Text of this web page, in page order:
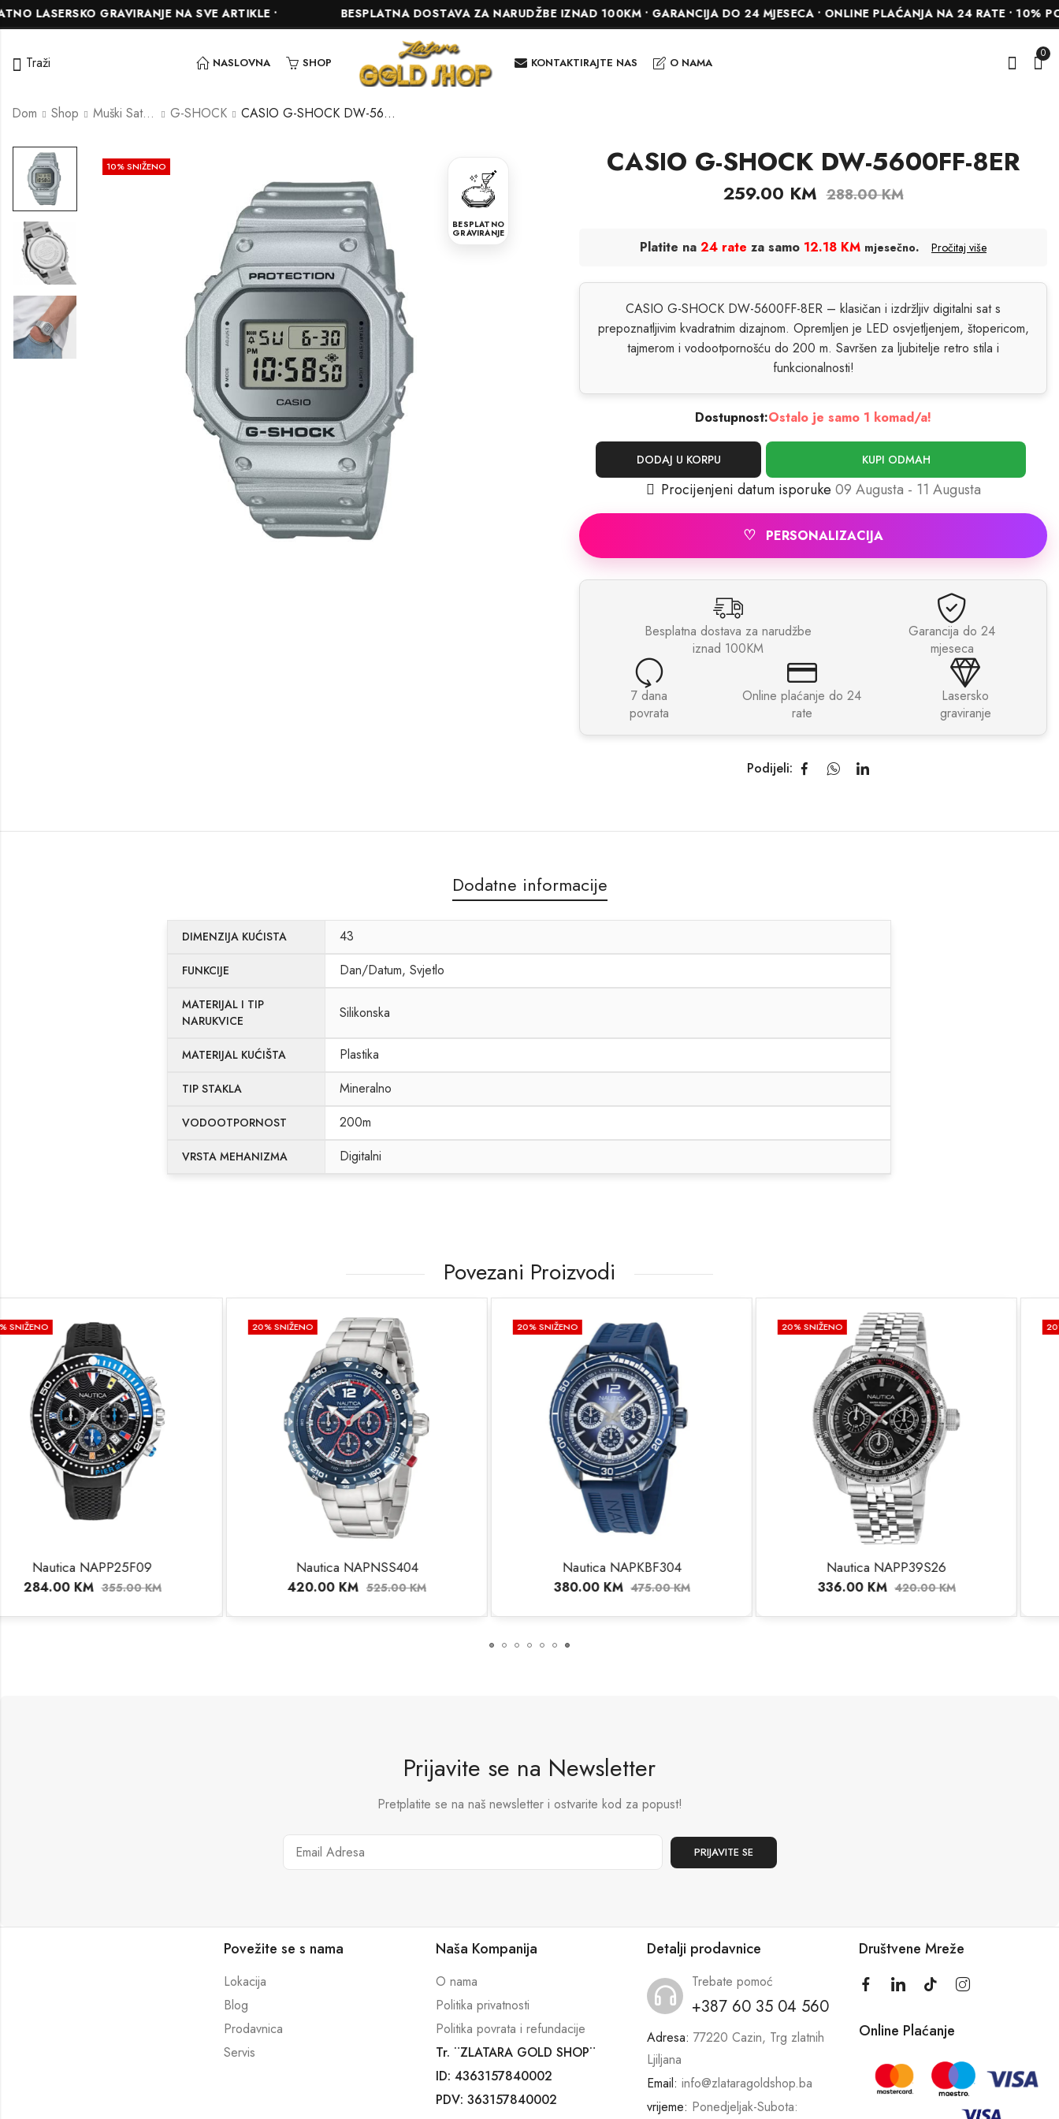
GRAVIRANJE NA SVE ARTIKLE • BESPLATNA DOSTAVA ZA NARUDŽBE IZNAD 100KM • GARANCIJA DO 24 MJESECA • ONLINE PLAĆANJA NA 24 RATE • 10%
Traži NASLOVNA SHOP KONTAKTIRAJTE NAS O NAMA
0
Dom Shop Muški Satovi G-SHOCK CASIO G-SHOCK DW-5600FF-8ER
CASIO G-SHOCK
GA-700-1BDR
CASIO G-SHOCK
DW-5600CA-2ADR
10% SNIŽENO
BESPLATNO
GRAVIRANJE
CASIO G-SHOCK DW-5600FF-8ER
259.00 KM 288.00KM
Platite na 24 rate za samo 12.18 KM mjesečno. Pročitaj više
CASIO G-SHOCK DW-5600FF-8ER – klasičan i izdržljiv digitalni sat s
prepoznatljivim kvadratnim dizajnom. Opremljen je LED osvjetljenjem, štopericom,
tajmerom i vodootpornošću do 200 m. Savršen za ljubitelje retro stila i
funkcionalnosti!
Dostupnost:Ostalo je samo 1 komad/a!
DODAJ U KORPU KUPI ODMAH
Procijenjeni datum isporuke 09 Augusta - 11 Augusta
♡ PERSONALIZACIJA
Besplatna dostava za narudžbe
iznad 100KM
Garancija do 24
mjeseca
7 dana
povrata
Online plaćanje do 24
rate
Lasersko
graviranje
Podijeli:
Dodatne informacije
DIMENZIJA KUĆISTA 43
FUNKCIJE Dan/Datum, Svjetlo
MATERIJAL I TIP
NARUKVICE
Silikonska
MATERIJAL KUĆIŠTA Plastika
TIP STAKLA Mineralno
VODOOTPORNOST 200m
VRSTA MEHANIZMA Digitalni
Povezani Proizvodi
20% SNIŽENO
Nautica NAPNSS404
420.00KM 525.00
20% SNIŽENO
Nautica NAPKBF304
380.00KM 475.00
20% SNIŽENO
Nautica NAPP39S26
336.00KM 420.00
20% SNIŽENO
Nautica NAPCLF003
248.00KM 310.00
Prijavite se na Newsletter
Pretplatite se na naš newsletter i ostvarite kod za popust!
Povežite se s nama
Lokacija
Blog
Prodavnica
Servis
Naša Kompanija
O nama
Politika privatnosti
Politika povrata i refundacije
Tr. ¨ZLATARA GOLD SHOP¨
ID: 4363157840002
PDV: 363157840002
Detalji prodavnice
Trebate pomoć
+387 60 35 04 560
Adresa: 77220 Cazin, Trg zlatnih
Ljiljana
Email: info@zlataragoldshop.ba
vrijeme: Ponedjeljak-Subota:
Društvene Mreže
Online Plaćanje